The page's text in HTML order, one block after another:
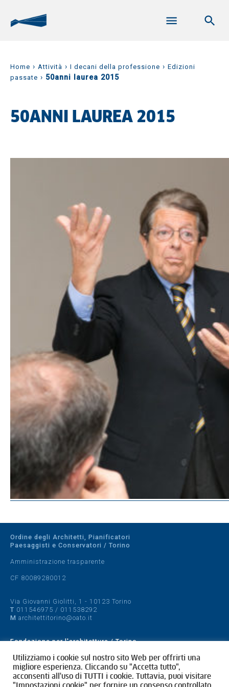
Home › Attività › I decani della professione › Edizioni
passate › 50anni laurea 2015
50ANNI LAUREA 2015
Ordine degli Architetti, Pianificatori
Paesaggisti e Conservatori / Torino
Amministrazione trasparente
CF 80089280012
Via Giovanni Giolitti, 1 - 10123 Torino
T 011546975 / 011538292
M architettitorino@oato.it
Fondazione per l'architettura / Torino
Designed by quattrolinee.it
Cookie Policy
Utilizziamo i cookie sul nostro sito Web per offrirti una
migliore esperienza. Cliccando su "Accetta tutto",
acconsenti all'uso di TUTTI i cookie. Tuttavia, puoi visitare